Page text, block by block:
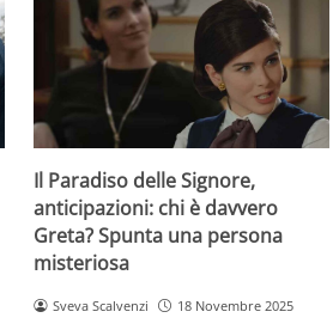
Il Paradiso delle Signore,
anticipazioni: chi è davvero
Greta? Spunta una persona
misteriosa
Sveva Scalvenzi 18 Novembre 2025